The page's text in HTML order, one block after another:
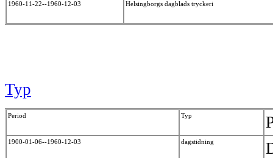
1960-11-22--1960-12-03 Helsingborgs dagblads tryckeri
Typ
Period Typ
1900-01-06--1960-12-03 dagstidning